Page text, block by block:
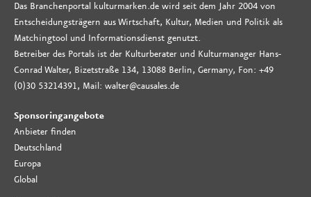
Das Branchenportal kulturmarken.de wird seit dem Jahr 2004 von
Entscheidungsträgern aus Wirtschaft, Kultur, Medien und Politik als
Matchingtool und Informationsdienst genutzt.
Betreiber des Portals ist der Kulturberater und Kulturmanager Hans-
Conrad Walter, Bizetstraße 134, 13088 Berlin, Germany, Fon: +49
(0)30 53214391, Mail: walter@causales.de
Sponsoringangebote
Anbieter finden
Deutschland
Europa
Global